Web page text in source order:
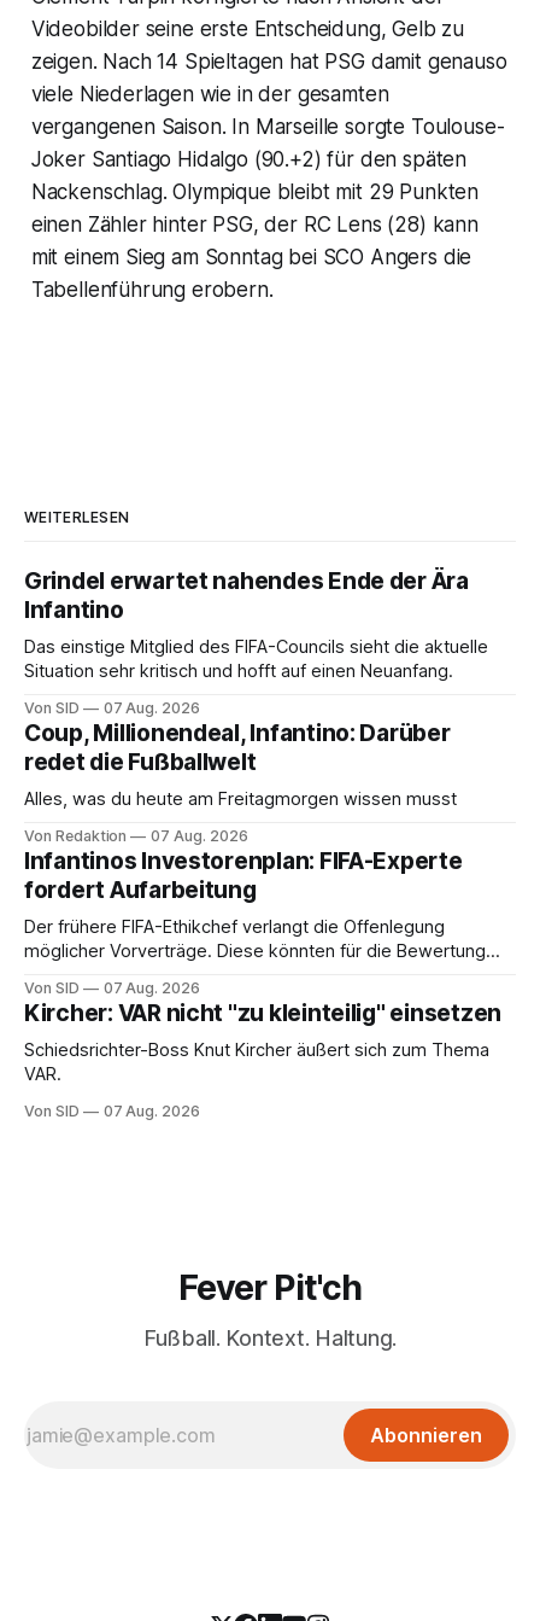
Videobilder seine erste Entscheidung, Gelb zu
zeigen. Nach 14 Spieltagen hat PSG damit genauso
viele Niederlagen wie in der gesamten
vergangenen Saison. In Marseille sorgte Toulouse-
Joker Santiago Hidalgo (90.+2) für den späten
Nackenschlag. Olympique bleibt mit 29 Punkten
einen Zähler hinter PSG, der RC Lens (28) kann
mit einem Sieg am Sonntag bei SCO Angers die
Tabellenführung erobern.
WEITERLESEN
Grindel erwartet nahendes Ende der Ära
Infantino
Das einstige Mitglied des FIFA-Councils sieht die aktuelle
Situation sehr kritisch und hofft auf einen Neuanfang.
Von SID 07 Aug. 2026
Coup, Millionendeal, Infantino: Darüber
redet die Fußballwelt
Alles, was du heute am Freitagmorgen wissen musst
Von Redaktion 07 Aug. 2026
Infantinos Investorenplan: FIFA-Experte
fordert Aufarbeitung
Der frühere FIFA-Ethikchef verlangt die Offenlegung
möglicher Vorverträge. Diese könnten für die Bewertung
Von SID 07 Aug. 2026
Kircher: VAR nicht "zu kleinteilig" einsetzen
Schiedsrichter-Boss Knut Kircher äußert sich zum Thema
VAR.
Von SID 07 Aug. 2026
Fever Pit'ch
Fußball. Kontext. Haltung.
Abonnieren